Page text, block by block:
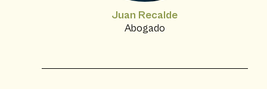
Juan Recalde
Abogado